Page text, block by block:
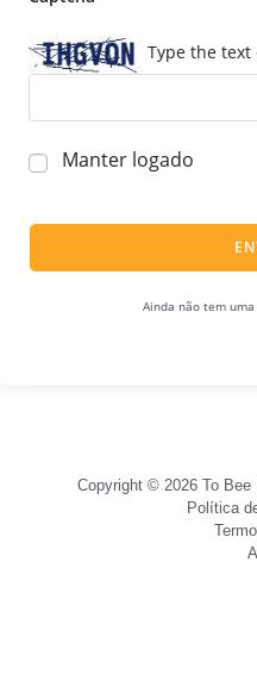
Type the text
Manter logado
Ainda não tem uma
Copyright © 2026 To
Política